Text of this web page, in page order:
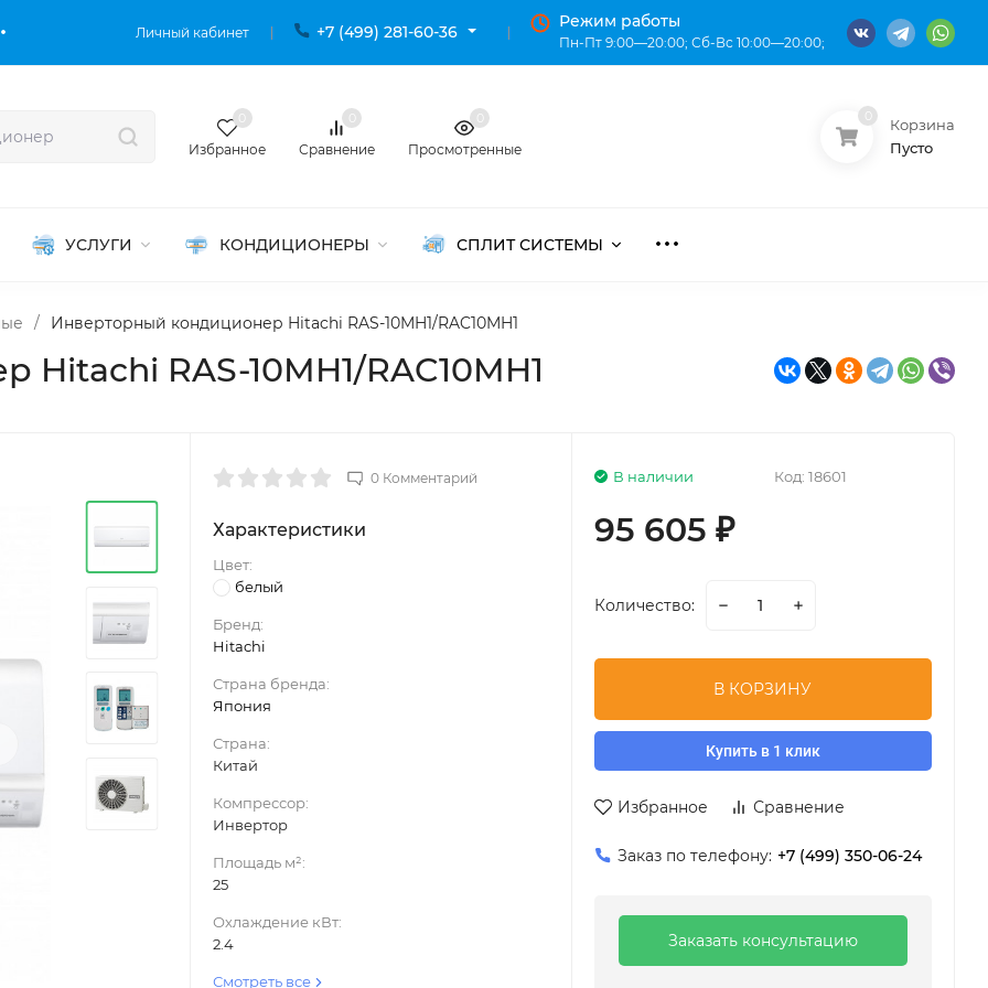
Личный кабинет +7 (499) 281-60-36
Режим работы
Пн-Пт 9:00—20:00; Сб-Вс 10:00—20:00;
Избранное Сравнение Просмотренные
Корзина
Пусто
УСЛУГИ КОНДИЦИОНЕРЫ СПЛИТ СИСТЕМЫ
/ Инверторный кондиционер Hitachi RAS-10MH1/RAC10MH1
RAS-10MH1/RAC10MH1
0 Комментарий
Характеристики
Цвет:
белый
Бренд:
Hitachi
Страна бренда:
Япония
Страна:
Китай
Компрессор:
Инвертор
Площадь м²:
25
Охлаждение кВт:
2.4
Смотреть все
Код: 18601
В наличии
95 605 ₽
Количество:
В КОРЗИНУ
Купить в 1 клик
Избранное Сравнение
Заказ по телефону: +7 (499) 350-06-24
Заказать консультацию